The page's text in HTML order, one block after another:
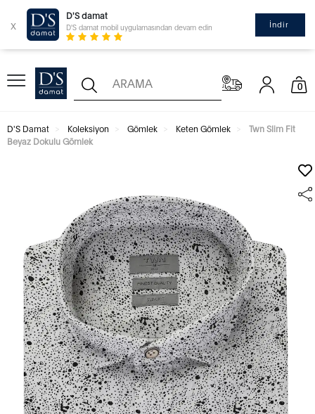
x
D'S damat
D'S damat mobil uygulamasından devam edin İndir
0
D'S Damat Koleksiyon Gömlek Keten Gömlek
Twn Slim Fit
Beyaz Dokulu Gömlek